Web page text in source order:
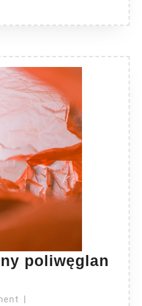
poliwęglan
|